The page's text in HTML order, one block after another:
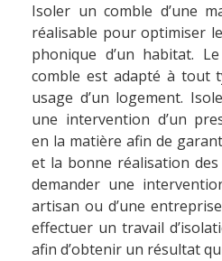
Isoler un comble d’une
réalisable pour optimiser
phonique d’un habitat.
comble est adapté à
usage d’un logement.
une intervention d’un
en la matière afin de
et la bonne réalisation
demander une
artisan ou d’une
effectuer un travail
afin d’obtenir un résultat